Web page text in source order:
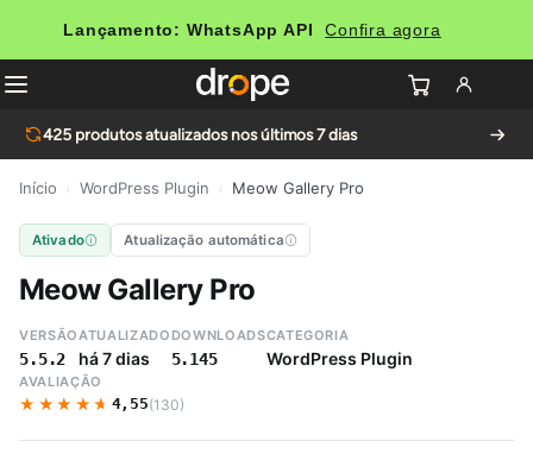
Lançamento: WhatsApp API Confira agora
425 produtos atualizados nos últimos 7 dias
Início WordPress Plugin Meow Gallery Pro
Ativado Atualização automática
Meow Gallery Pro
VERSÃO
5.5.2
ATUALIZADO
há 7 dias
DOWNLOADS
5.145
CATEGORIA
WordPress Plugin
AVALIAÇÃO
★★★★★
★★★★★ 4,55(130)